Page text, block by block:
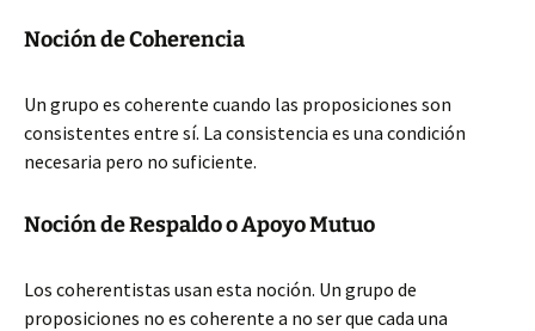
Noción de Coherencia
Un grupo es coherente cuando las proposiciones son
consistentes entre sí. La consistencia es una condición
necesaria pero no suficiente.
Noción de Respaldo o Apoyo Mutuo
Los coherentistas usan esta noción. Un grupo de
proposiciones no es coherente a no ser que cada una